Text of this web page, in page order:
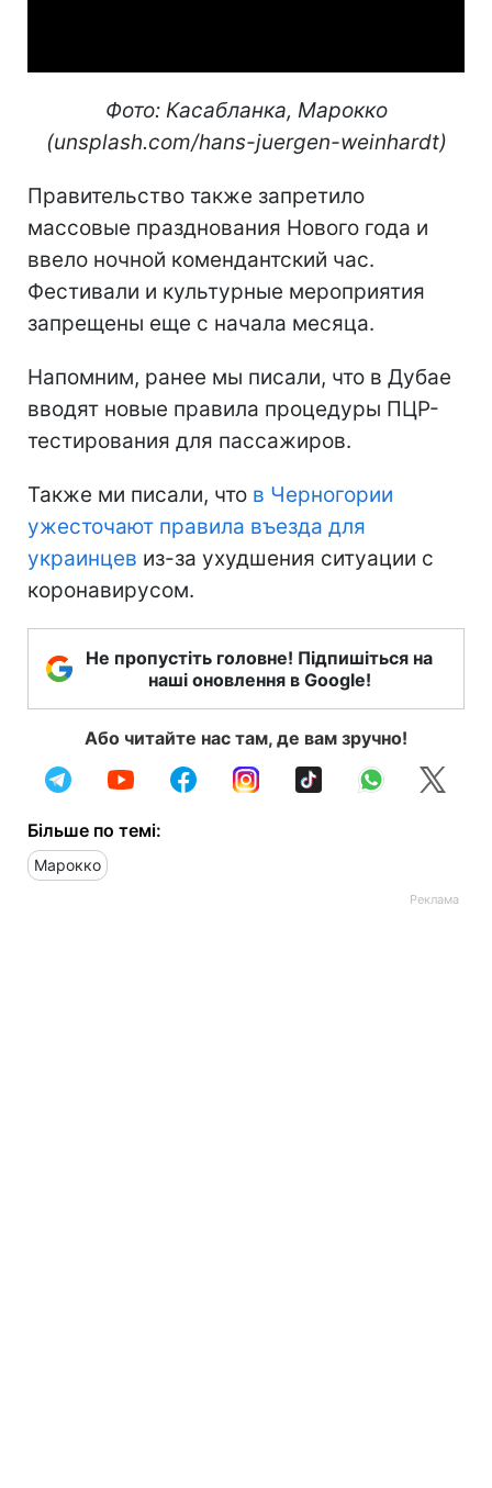
Фото: Касабланка, Марокко
(unsplash.com/hans-juergen-weinhardt)
Правительство также запретило
массовые празднования Нового года и
ввело ночной комендантский час.
Фестивали и культурные мероприятия
запрещены еще с начала месяца.
Напомним, ранее мы писали, что в Дубае
вводят новые правила процедуры ПЦР-
тестирования для пассажиров.
Также ми писали, что в Черногории
ужесточают правила въезда для
украинцев из-за ухудшения ситуации с
коронавирусом.
Не пропустіть головне! Підпишіться на
наші оновлення в Google!
Або читайте нас там, де вам зручно!
Більше по темі:
Марокко